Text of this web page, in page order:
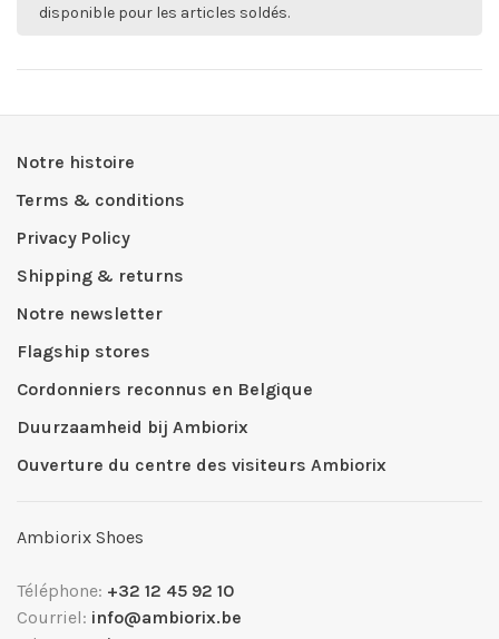
disponible pour les articles soldés.
Notre histoire
Terms & conditions
Privacy Policy
Shipping & returns
Notre newsletter
Flagship stores
Cordonniers reconnus en Belgique
Duurzaamheid bij Ambiorix
Ouverture du centre des visiteurs Ambiorix
Ambiorix Shoes
Téléphone: +32 12 45 92 10
Courriel: info@ambiorix.be